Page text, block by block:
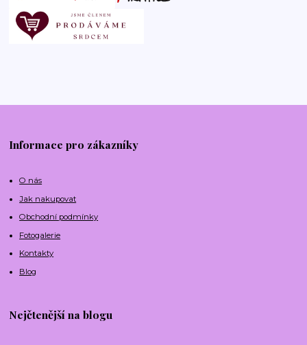
Informace pro zákazníky
O nás
Jak nakupovat
Obchodní podmínky
Fotogalerie
Kontakty
Blog
Nejčtenější na blogu